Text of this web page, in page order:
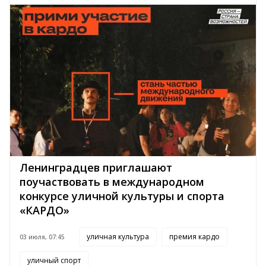
Ленинградцев приглашают
поучаствовать в международном
конкурсе уличной культуры и спорта
«КАРДО»
03 июля, 07:45 уличная культура премия кардо
уличный спорт